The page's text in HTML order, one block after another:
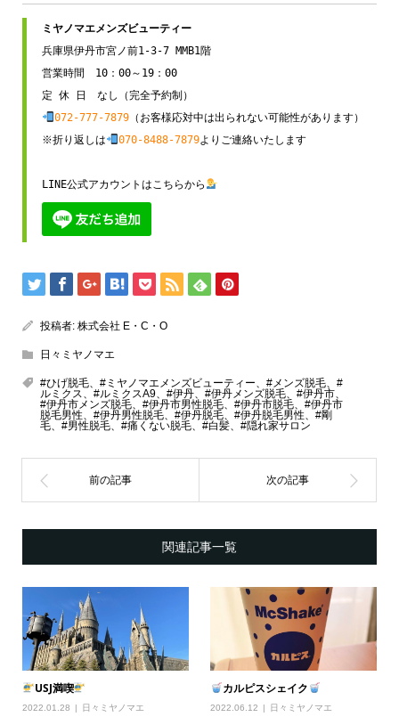
ミヤノマエメンズビューティー
兵庫県伊丹市宮ノ前1-3-7 MMB1階
営業時間　10：00～19：00
072-777-7879（お客様応対中は出られない可能性があります）
※折り返しは
070-8488-7879よりご連絡いたします
LINE公式アカウントはこちらから
投稿者: 株式会社 E・C・O
日々ミヤノマエ
#ひげ脱毛、#ミヤノマエメンズビューティー、#メンズ脱毛、#
ルミクス、#ルミクスA9、#伊丹、#伊丹メンズ脱毛、#伊丹市、
#伊丹市メンズ脱毛、#伊丹市男性脱毛、#伊丹市脱毛、#伊丹市
脱毛男性、#伊丹男性脱毛、#伊丹脱毛、#伊丹脱毛男性、#剛
毛、#男性脱毛、#痛くない脱毛、#白髪、#隠れ家サロン
関連記事一覧
USJ満喫
2022.01.28 日々ミヤノマエ
カルピスシェイク
2022.06.12 日々ミヤノマエ